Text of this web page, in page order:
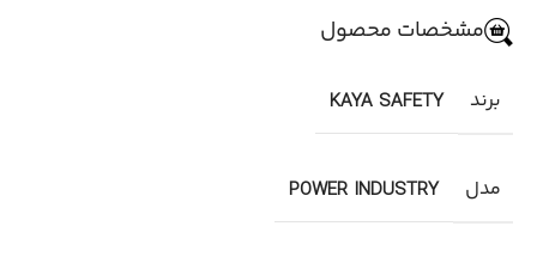
مشخصات محصول
برند KAYA SAFETY
مدل POWER INDUSTRY